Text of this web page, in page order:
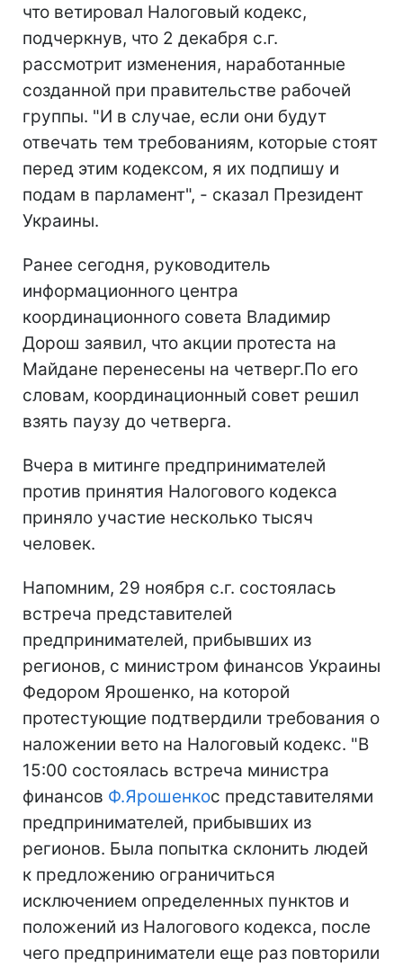
что ветировал Налоговый кодекс,
подчеркнув, что 2 декабря с.г.
рассмотрит изменения, наработанные
созданной при правительстве рабочей
группы. "И в случае, если они будут
отвечать тем требованиям, которые стоят
перед этим кодексом, я их подпишу и
подам в парламент", - сказал Президент
Украины.
Ранее сегодня, руководитель
информационного центра
координационного совета Владимир
Дорош заявил, что акции протеста на
Майдане перенесены на четверг.По его
словам, координационный совет решил
взять паузу до четверга.
Вчера в митинге предпринимателей
против принятия Налогового кодекса
приняло участие несколько тысяч
человек.
Напомним, 29 ноября с.г. состоялась
встреча представителей
предпринимателей, прибывших из
регионов, с министром финансов Украины
Федором Ярошенко, на которой
протестующие подтвердили требования о
наложении вето на Налоговый кодекс. "В
15:00 состоялась встреча министра
финансов Ф.Ярошенкос представителями
предпринимателей, прибывших из
регионов. Была попытка склонить людей
к предложению ограничиться
исключением определенных пунктов и
положений из Налогового кодекса, после
чего предприниматели еще раз повторили